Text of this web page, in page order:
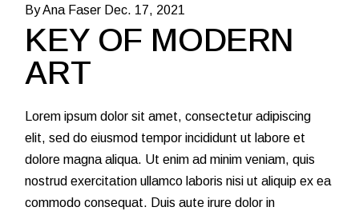
By Ana Faser Dec. 17, 2021
KEY OF MODERN
ART
Lorem ipsum dolor sit amet, consectetur adipiscing
elit, sed do eiusmod tempor incididunt ut labore et
dolore magna aliqua. Ut enim ad minim veniam, quis
nostrud exercitation ullamco laboris nisi ut aliquip ex ea
commodo consequat. Duis aute irure dolor in